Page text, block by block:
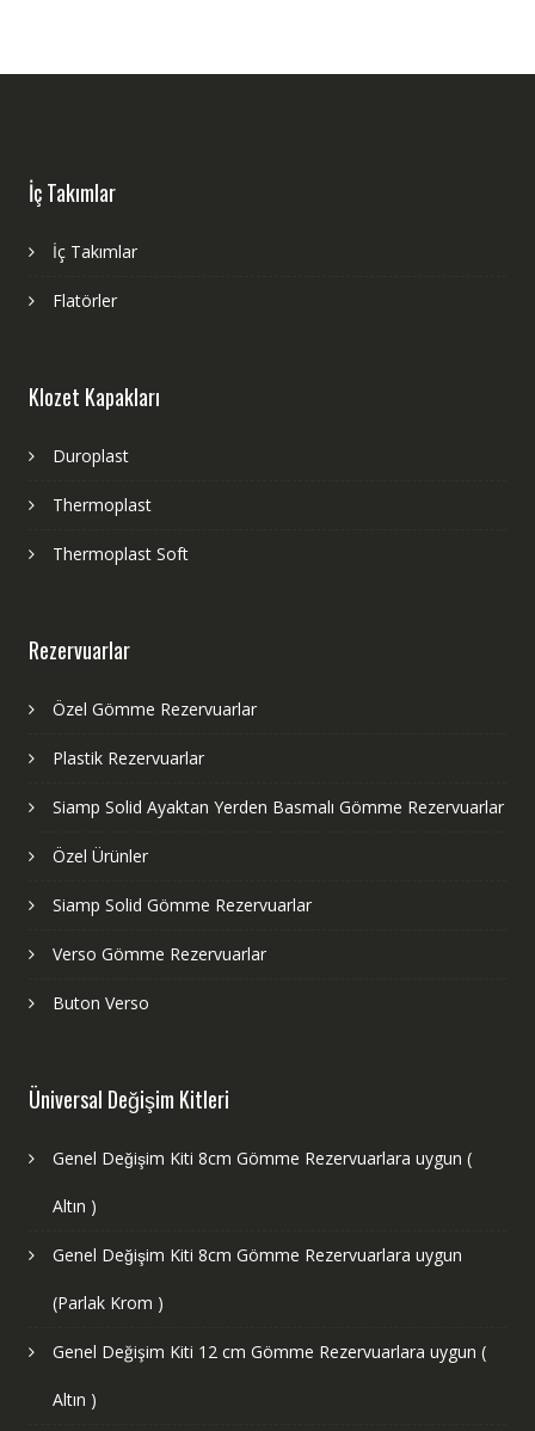
İç Takımlar
İç Takımlar
Flatörler
Klozet Kapakları
Duroplast
Thermoplast
Thermoplast Soft
Rezervuarlar
Özel Gömme Rezervuarlar
Plastik Rezervuarlar
Siamp Solid Ayaktan Yerden Basmalı Gömme Rezervuarlar
Özel Ürünler
Siamp Solid Gömme Rezervuarlar
Verso Gömme Rezervuarlar
Buton Verso
Üniversal Değişim Kitleri
Genel Değişim Kiti 8cm Gömme Rezervuarlara uygun (
Altın )
Genel Değişim Kiti 8cm Gömme Rezervuarlara uygun
(Parlak Krom )
Genel Değişim Kiti 12 cm Gömme Rezervuarlara uygun (
Altın )